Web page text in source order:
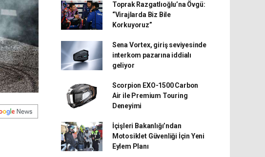
Toprak Razgatlıoğlu’na Övgü:
“Virajlarda Biz Bile
Korkuyoruz”
Sena Vortex, giriş seviyesinde
interkom pazarına iddialı
geliyor
Scorpion EXO-1500 Carbon
Air ile Premium Touring
Deneyimi
İçişleri Bakanlığı’ndan
Motosiklet Güvenliği İçin Yeni
Eylem Planı